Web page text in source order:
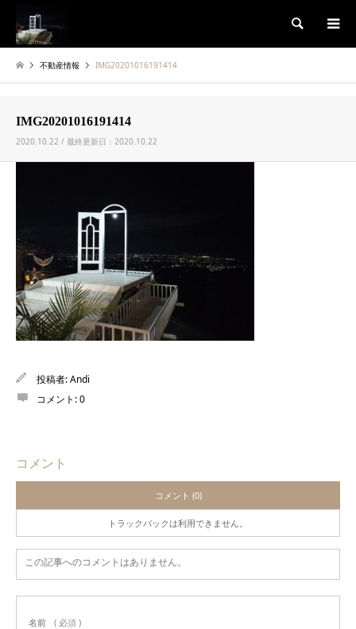
検索
不動産情報 IMG20201016191414
IMG20201016191414
2020.10.22 / 最終更新日：2020.10.22
投稿者:Andi
コメント:0
コメント
コメント (0)
トラックバックは利用できません。
この記事へのコメントはありません。
名前 ( 必須 )